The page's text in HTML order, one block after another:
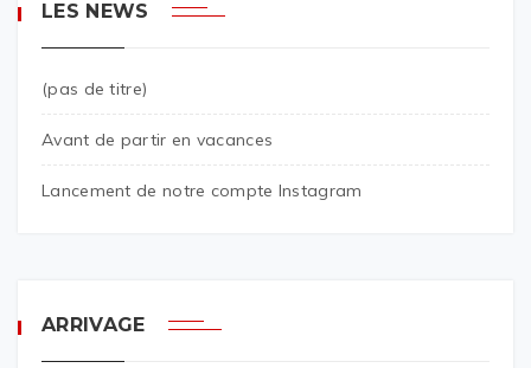
LES NEWS
(pas de titre)
Avant de partir en vacances
Lancement de notre compte Instagram
ARRIVAGE